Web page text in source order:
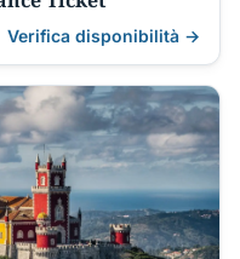
Verifica disponibilità →